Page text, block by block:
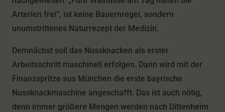
Arterien frei“, ist keine Bauernregel, sondern
unumstrittenes Naturrezept der Medizin.
Demnächst soll das Nussknacken als erster
Arbeitsschritt maschinell erfolgen. Dann wird mit der
Finanzspritze aus München die erste bayrische
Nussknackmaschine angeschafft. Das ist auch nötig,
denn immer größere Mengen werden nach Dittenheim